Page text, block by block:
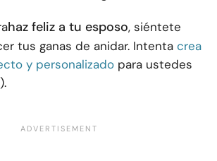
haz feliz a tu esposo, siéntete
tus ganas de anidar. Intenta crea
y personalizado para ustedes